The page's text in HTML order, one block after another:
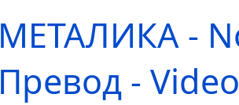
МЕТАЛИКА -
Превод -